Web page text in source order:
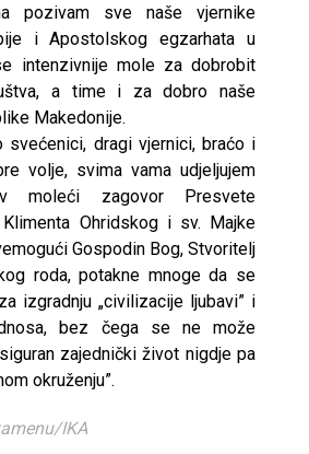
pozivam sve naše vjernike
i Apostolskog egzarhata u
intenzivnije mole za dobrobit
a time i za dobro naše
Makedonije.
svećenici, dragi vjernici, braćo i
volje, svima vama udjeljujem
moleći zagovor Presvete
Ohridskog i sv. Majke
Gospodin Bog, Stvoritelj
roda, potakne mnoge da se
izgradnju „civilizacije ljubavi” i
bez čega se ne može
zajednički život nigdje pa
okruženju”.
IKA